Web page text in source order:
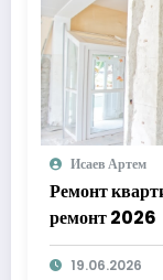
Исаев Артем
Ремонт
ремонт 2026
19.06.2026